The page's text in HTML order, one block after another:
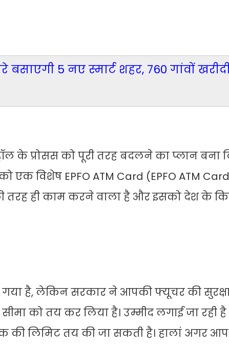
5 नए स्मार्ट शहर, 760 गांवों
के प्रोसस को पूरी तरह बदलने का प्लान बना
एक विशेष EPFO ATM Card (EPFO ATM
तरह ही काम करने वाला है और इसको देश के
है, लेकिन सरकार ने आपकी फ्यूचर की
को तय कर लिया है। उम्मीद लगाई जा रही
की लिमिट तय की जा सकती है। हालां अगर